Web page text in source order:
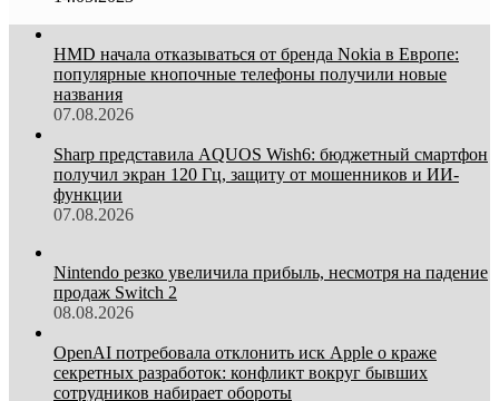
HMD начала отказываться от бренда Nokia в Европе:
популярные кнопочные телефоны получили новые
названия
07.08.2026
Sharp представила AQUOS Wish6: бюджетный смартфон
получил экран 120 Гц, защиту от мошенников и ИИ-
функции
07.08.2026
Nintendo резко увеличила прибыль, несмотря на падение
продаж Switch 2
08.08.2026
OpenAI потребовала отклонить иск Apple о краже
секретных разработок: конфликт вокруг бывших
сотрудников набирает обороты